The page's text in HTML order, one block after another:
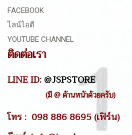
FACEBOOK
ไลน์ไอดี
YOUTUBE CHANNEL
ติดต่อเรา
LINE ID:@JSPSTORE
(มี @ ด้านหน้าด้วยครับ)
โทร : 098 886 8695 (เฟิร์น)